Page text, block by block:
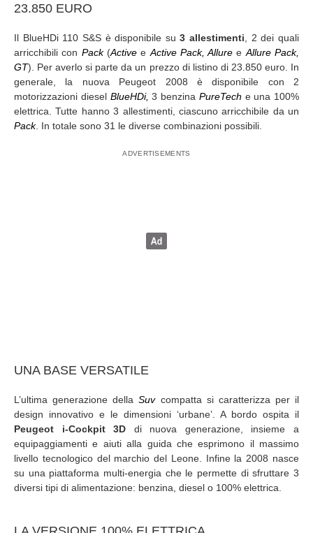
23.850 EURO
Il BlueHDi 110 S&S è disponibile su3 allestimenti , 2 dei quali
arricchibili con Pack(Activee Active Pack, Allure e Allure Pack,
GT). Per averlo si parte da un prezzo di listino di 23.850 euro. In
generale, la nuova Peugeot 2008 è disponibile con 2
motorizzazioni diesel BlueHDi,3 benzina PureTech e una 100%
elettrica. Tutte hanno 3 allestimenti, ciascuno arricchibile da un
Pack. In totale sono 31 le diverse combinazioni possibili.
UNA BASE VERSATILE
L’ultima generazione dellaSuvcompatta si caratterizza per il
design innovativo e le dimensioni ‘urbane’. A bordo ospita il
Peugeot i-Cockpit 3D di nuova generazione, insieme a
equipaggiamenti e aiuti alla guida che esprimono il massimo
livello tecnologico del marchio del Leone. Infine la 2008 nasce
su una piattaforma multi-energia che le permette di sfruttare 3
diversi tipi di alimentazione: benzina, diesel o 100% elettrica.